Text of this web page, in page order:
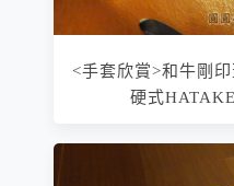
<手套欣賞>和牛剛
硬式